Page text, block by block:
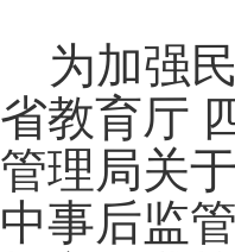
为加强
省教育厅
管理局关
中事后监